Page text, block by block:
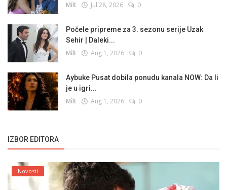
Milt Jul 28, 2026 0
Počele pripreme za 3. sezonu serije Uzak
Sehir | Daleki...
Milt Aug 1, 2026 0
Aybuke Pusat dobila ponudu kanala NOW: Da li
je u igri...
Milt Aug 1, 2026 0
IZBOR EDITORA
Novosti